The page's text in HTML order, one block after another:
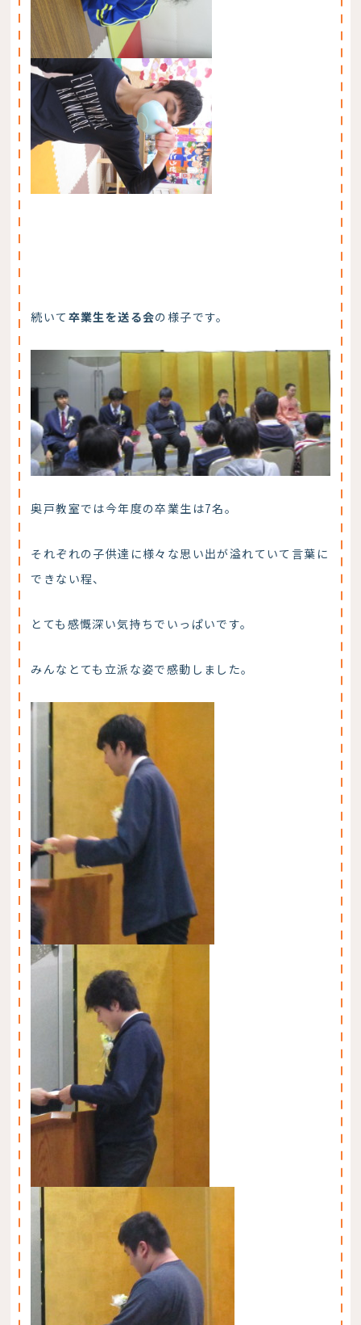
続いて 卒業生を送る会の様子です。
奥戸教室では今年度の卒業生は7名。
それぞれの子供達に様々な思い出が溢れていて言葉に
できない程、
とても感慨深い気持ちでいっぱいです。
みんなとても立派な姿で感動しました。